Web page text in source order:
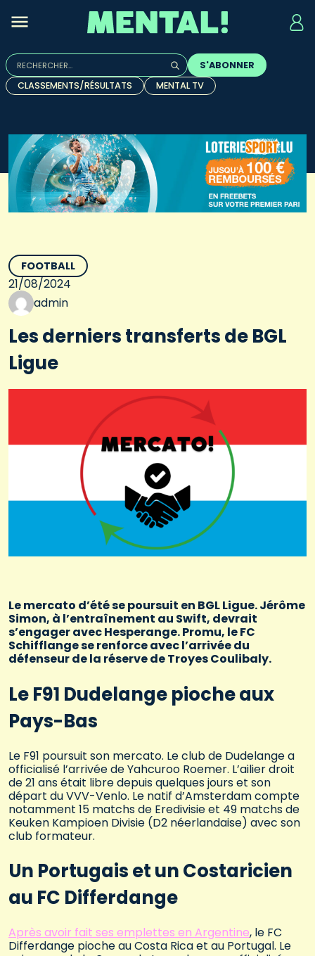
Rechercher :
Quand les résultats de l'auto-complétion sont
S'ABONNER
CLASSEMENTS/RÉSULTATS
MENTAL TV
FOOTBALL
21/08/2024
admin
Les derniers transferts de BGL
Ligue
Le mercato d’été se poursuit en BGL Ligue. Jérôme
Simon, à l’entraînement au Swift, devrait
s’engager avec Hesperange. Promu, le FC
Schifflange se renforce avec l’arrivée du
défenseur de la réserve de Troyes Coulibaly.
Le F91 Dudelange pioche aux
Pays-Bas
Le F91 poursuit son mercato. Le club de Dudelange a
officialisé l’arrivée de Yahcuroo Roemer. L’ailier droit
de 21 ans était libre depuis quelques jours et son
départ du VVV-Venlo. Le natif d’Amsterdam compte
notamment 15 matchs de Eredivisie et 49 matchs de
Keuken Kampioen Divisie (D2 néerlandaise) avec son
club formateur.
Un Portugais et un Costaricien
au FC Differdange
Après avoir fait ses emplettes en Argentine, le FC
Differdange pioche au Costa Rica et au Portugal. Le